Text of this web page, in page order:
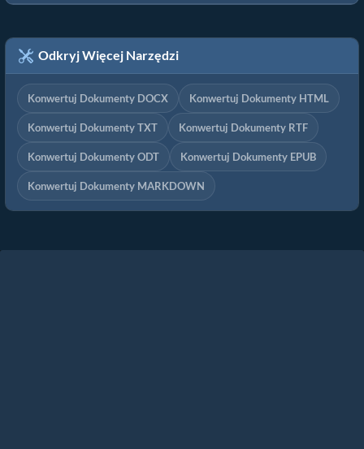
Odkryj Więcej Narzędzi
Konwertuj Dokumenty DOCX Konwertuj Dokumenty HTML
Konwertuj Dokumenty TXT Konwertuj Dokumenty RTF
Konwertuj Dokumenty ODT Konwertuj Dokumenty EPUB
Konwertuj Dokumenty MARKDOWN